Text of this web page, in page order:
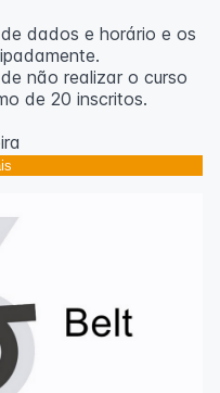
dados e horário e os
não realizar o curso
de 20 inscritos.